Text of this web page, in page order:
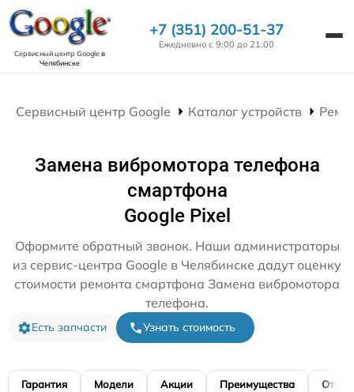
Сервисный центр Googleв
Челябинске
+7 (351) 200-51-37
Ежедневно с 9:00 до 21:00
Сервисный центр Google Каталог устройств
Замена вибромотора телефона
смартфона
Google Pixel
Оформите обратный звонок. Наши администраторы
из сервис-центра Google в Челябинске дадут оценку
стоимости ремонта смартфона Замена вибромотора
телефона.
Есть запчасти Узнать стоимость
Гарантия Модели Акции Преимущества